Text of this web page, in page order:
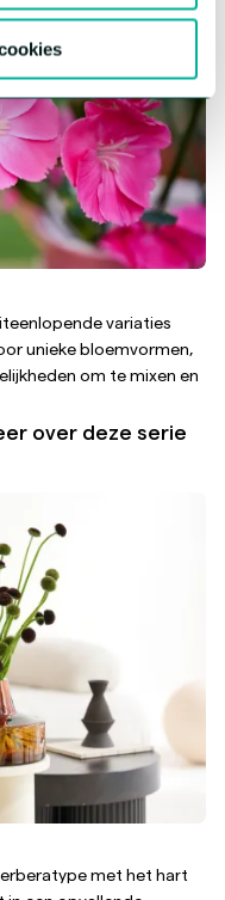
variaties
unieke bloemvormen,
om te mixen en
over deze serie
met het hart